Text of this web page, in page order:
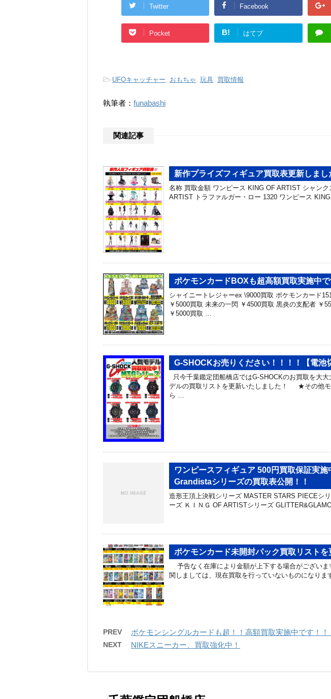
Twitter Facebook
Pocket B! はてブ
-UFOキャッチャー, おもちゃ, 玩具, 買取情報
執筆者： funabashi
関連記事
新作プライズフィギュア買取表更新しまし
名称 買取金額 ワンピース KING OF ARTIST シャン
ARTIST トラファルガー・ロー 1320 ワンピース
ポケモンカードBOXも超高額買取実施中
シャイニートレジャーex \9000買取 ポケモンカード
￥5000買取 未来の一閃 ￥4500買取 黒炎の支配者 ￥
￥5000買取 …
G-SHOCKお売りください！！！！【電池
只今千葉鑑定団船橋店ではG-SHOCKのお買取を大
デルの買取リストを更新いたしました！ ★その他モ
ら …
ワンピースフィギュア 500円買取保証実
Grandistaシリーズの買取表公開！！
造形王頂上決戦シリーズ MASTER STARS PIECEシ
ーズ ＫＩＮＧ OF ARTISTシリーズ
ポケモンカード未開封パック買取リストを
予告なく在庫により金額が上下する場合がございま
関しましては、現在買取を行っていないものになりま
PREV ポケモンシングルカードも超！！高額買取実施中です！
NEXT NIKEスニーカー、買取強化中！